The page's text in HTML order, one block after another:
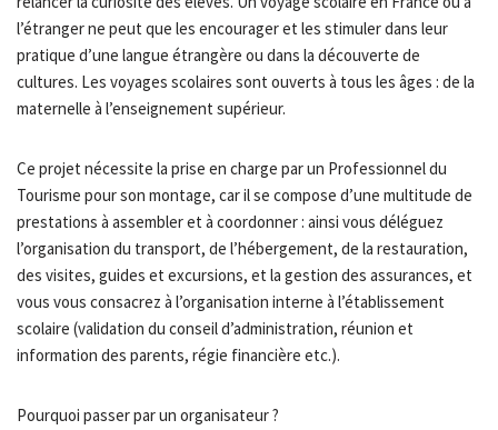
l’étranger ne peut que les encourager et les stimuler dans leur
pratique d’une langue étrangère ou dans la découverte de
cultures. Les voyages scolaires sont ouverts à tous les âges : de la
maternelle à l’enseignement supérieur.
Ce projet nécessite la prise en charge par un Professionnel du
Tourisme pour son montage, car il se compose d’une multitude de
prestations à assembler et à coordonner : ainsi vous déléguez
l’organisation du transport, de l’hébergement, de la restauration,
des visites, guides et excursions, et la gestion des assurances, et
vous vous consacrez à l’organisation interne à l’établissement
scolaire (validation du conseil d’administration, réunion et
information des parents, régie financière etc.).
Pourquoi passer par un organisateur ?